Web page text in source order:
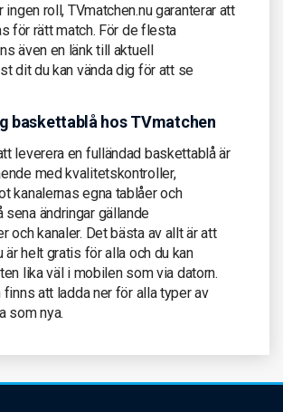
ingen roll, TVmatchen.nu garanterar att
för rätt match. För de flesta
även en länk till aktuell
dit du kan vända dig för att se
baskettablå hos TVmatchen
leverera en fulländad baskettablå är
med kvalitetskontroller,
kanalernas egna tablåer och
sena ändringar gällande
och kanaler. Det bästa av allt är att
är helt gratis för alla och du kan
lika väl i mobilen som via datorn.
att ladda ner för alla typer av
som nya.